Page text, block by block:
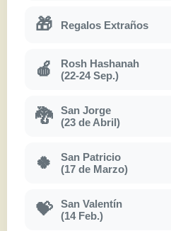
🎁 Regalos Extraños
🍎
Rosh Hashanah
(22-24 Sep.)
🐉
San Jorge
(23 de Abril)
🍀
San Patricio
(17 de Marzo)
💝
San Valentín
(14 Feb.)